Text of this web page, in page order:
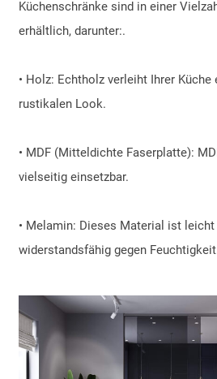
Küchenschränke sind in einer
erhältlich, darunter:.
• Holz: Echtholz verleiht Ihrer Küche
rustikalen Look.
• MDF (Mitteldichte Faserplatte):
vielseitig einsetzbar.
• Melamin: Dieses Material ist leicht
widerstandsfähig gegen